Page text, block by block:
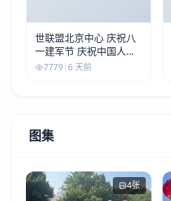
世联盟北京中心 庆祝八
一建军节 庆祝中国人民
解放军建军99周年
7779 |6 天前
图集
4张